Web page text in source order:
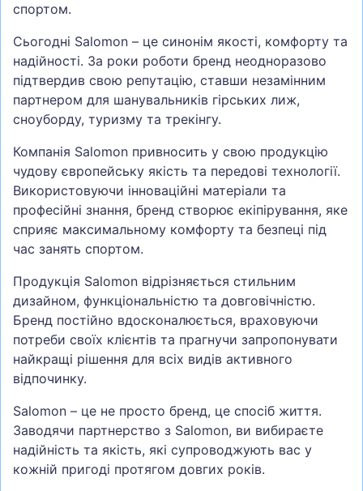
спортом.
Сьогодні Salomon – це синонім якості, комфорту та
надійності. За роки роботи бренд неодноразово
підтвердив свою репутацію, ставши незамінним
партнером для шанувальників гірських лиж,
сноуборду, туризму та трекінгу.
Компанія Salomon привносить у свою продукцію
чудову європейську якість та передові технології.
Використовуючи інноваційні матеріали та
професійні знання, бренд створює екіпірування, яке
сприяє максимальному комфорту та безпеці під
час занять спортом.
Продукція Salomon відрізняється стильним
дизайном, функціональністю та довговічністю.
Бренд постійно вдосконалюється, враховуючи
потреби своїх клієнтів та прагнучи запропонувати
найкращі рішення для всіх видів активного
відпочинку.
Salomon – це не просто бренд, це спосіб життя.
Заводячи партнерство з Salomon, ви вибираєте
надійність та якість, які супроводжують вас у
кожній пригоді протягом довгих років.